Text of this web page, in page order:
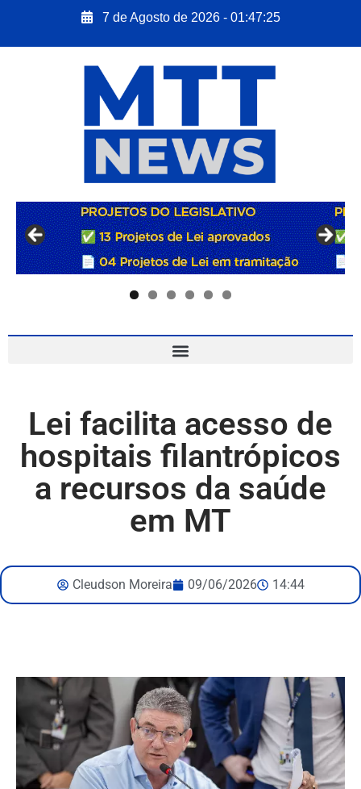
7 de Agosto de 2026 - 01:47:26
Lei facilita acesso de
hospitais filantrópicos
a recursos da saúde
em MT
Cleudson Moreira 09/06/2026 14:44